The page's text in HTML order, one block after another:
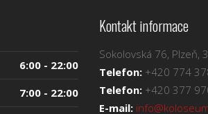
6:00 - 22:00
7:00 - 22:00
Kontakt informace
Sokolovská 76, Plzeň,
Telefon: +420 774
Telefon: +420 377
E-mail: